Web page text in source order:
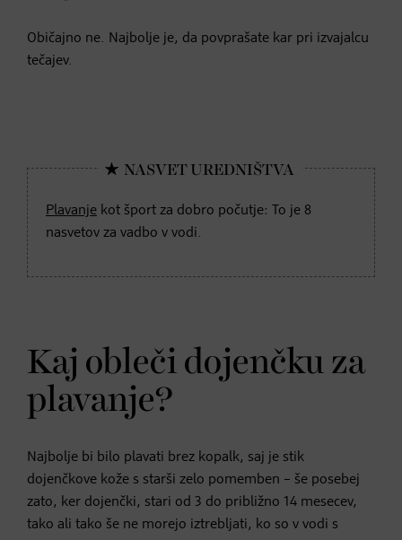
Običajno ne. Najbolje je, da povprašate kar pri izvajalcu
tečajev.
Plavanje kot šport za dobro počutje: To je 8
nasvetov za vadbo v vodi.
Kaj obleči dojenčku za
plavanje?
Najbolje bi bilo plavati brez kopalk, saj je stik
dojenčkove kože s starši zelo pomemben – še posebej
zato, ker dojenčki, stari od 3 do približno 14 mesecev,
tako ali tako še ne morejo iztrebljati, ko so v vodi s